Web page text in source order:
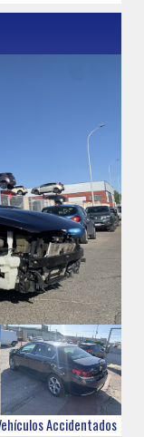
Accidentados